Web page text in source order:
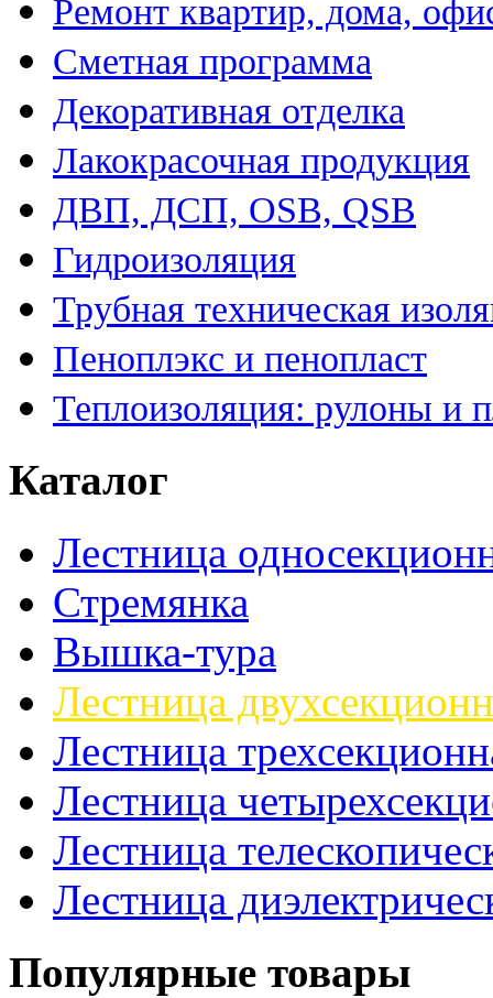
Ремонт квартир, дома,
Сметная программа
Декоративная отделка
Лакокрасочная продукция
ДВП, ДСП, OSB, QSB
Гидроизоляция
Трубная техническая
Пеноплэкс и пенопласт
Теплоизоляция: рулоны и
Каталог
Лестница
Стремянка
Вышка-тура
Лестница
Лестница
Лестница
Лестница
Лестница
Популярные товары